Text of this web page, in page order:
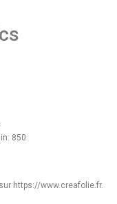
850
https://www.creafolie.fr.